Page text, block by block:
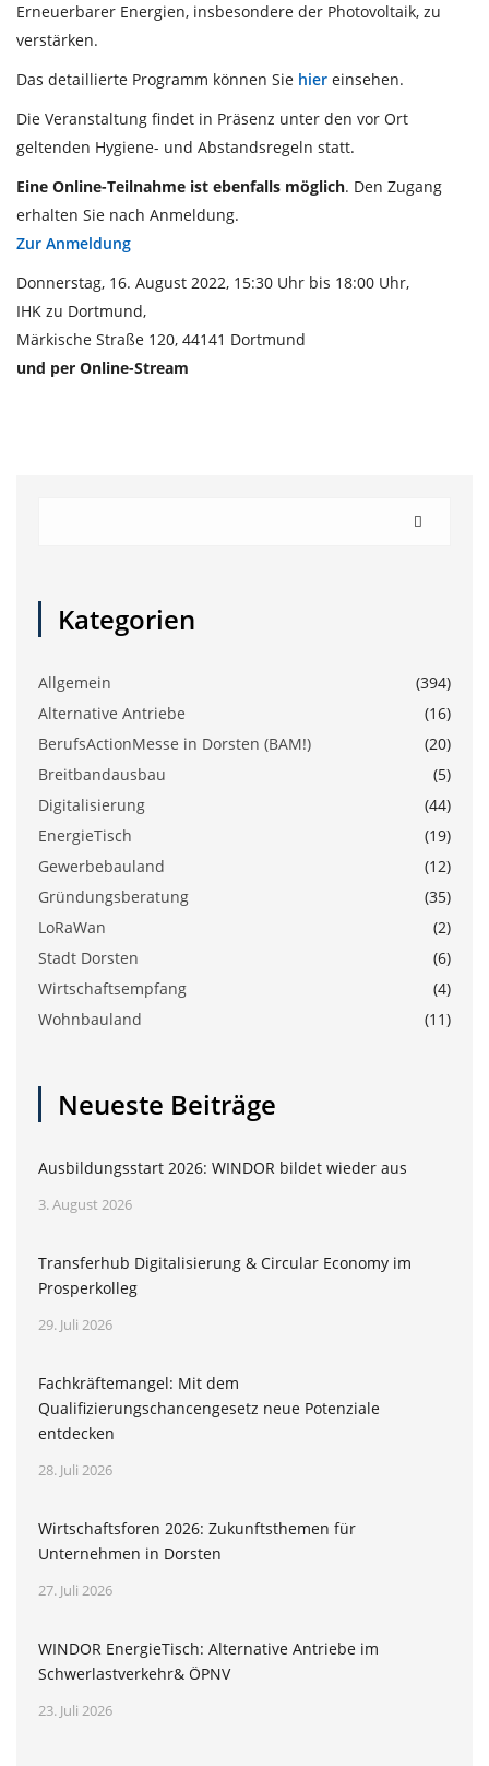
Erneuerbarer Energien, insbesondere der Photovoltaik, zu
verstärken.
Das detaillierte Programm können Sie hier einsehen.
Die Veranstaltung findet in Präsenz unter den vor Ort
geltenden Hygiene- und Abstandsregeln statt.
Eine Online-Teilnahme ist ebenfalls möglich. Den Zugang
erhalten Sie nach Anmeldung.
Zur Anmeldung
Donnerstag, 16. August 2022, 15:30 Uhr bis 18:00 Uhr,
IHK zu Dortmund,
Märkische Straße 120, 44141 Dortmund
und per Online-Stream
Kategorien
Allgemein
(394)
Alternative Antriebe
(16)
BerufsActionMesse in Dorsten (BAM!)
(20)
Breitbandausbau
(5)
Digitalisierung
(44)
EnergieTisch
(19)
Gewerbebauland
(12)
Gründungsberatung
(35)
LoRaWan
(2)
Stadt Dorsten
(6)
Wirtschaftsempfang
(4)
Wohnbauland
(11)
Neueste Beiträge
Ausbildungsstart 2026: WINDOR bildet wieder aus
3. August 2026
Transferhub Digitalisierung & Circular Economy im
Prosperkolleg
29. Juli 2026
Fachkräftemangel: Mit dem
Qualifizierungschancengesetz neue Potenziale
entdecken
28. Juli 2026
Wirtschaftsforen 2026: Zukunftsthemen für
Unternehmen in Dorsten
27. Juli 2026
WINDOR EnergieTisch: Alternative Antriebe im
Schwerlastverkehr& ÖPNV
23. Juli 2026